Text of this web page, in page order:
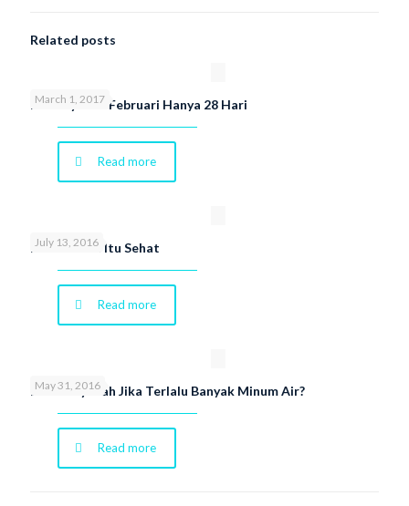
Related posts
March 1, 2017
Ini Penyebab Februari Hanya 28 Hari
Read more
July 13, 2016
Memaafkan Itu Sehat
Read more
May 31, 2016
Berbahayakah Jika Terlalu Banyak Minum Air?
Read more